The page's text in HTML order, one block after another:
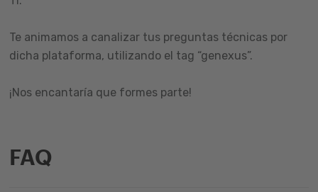
Te animamos a canalizar tus preguntas técnicas por
dicha plataforma, utilizando el tag “genexus”.
¡Nos encantaría que formes parte!
FAQ